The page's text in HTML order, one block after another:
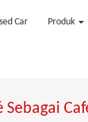
Car Produk